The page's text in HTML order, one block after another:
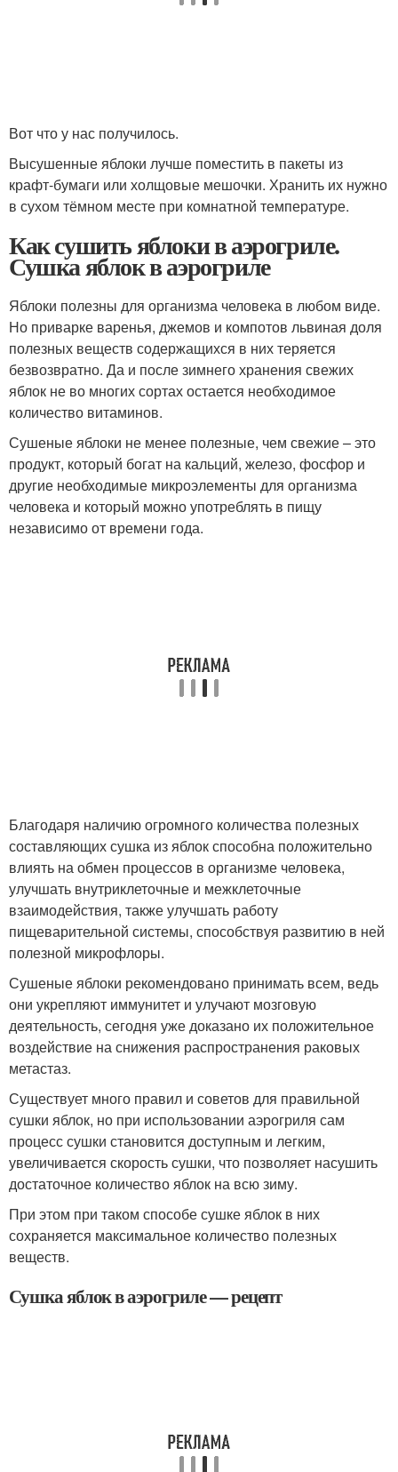
Вот что у нас получилось.
Высушенные яблоки лучше поместить в пакеты из
крафт‑бумаги или холщовые мешочки. Хранить их нужно
в сухом тёмном месте при комнатной температуре.
Как сушить яблоки в аэрогриле.
Сушка яблок в аэрогриле
Яблоки полезны для организма человека в любом виде.
Но приварке варенья, джемов и компотов львиная доля
полезных веществ содержащихся в них теряется
безвозвратно. Да и после зимнего хранения свежих
яблок не во многих сортах остается необходимое
количество витаминов.
Сушеные яблоки не менее полезные, чем свежие – это
продукт, который богат на кальций, железо, фосфор и
другие необходимые микроэлементы для организма
человека и который можно употреблять в пищу
независимо от времени года.
Благодаря наличию огромного количества полезных
составляющих сушка из яблок способна положительно
влиять на обмен процессов в организме человека,
улучшать внутриклеточные и межклеточные
взаимодействия, также улучшать работу
пищеварительной системы, способствуя развитию в ней
полезной микрофлоры.
Сушеные яблоки рекомендовано принимать всем, ведь
они укрепляют иммунитет и улучают мозговую
деятельность, сегодня уже доказано их положительное
воздействие на снижения распространения раковых
метастаз.
Существует много правил и советов для правильной
сушки яблок, но при использовании аэрогриля сам
процесс сушки становится доступным и легким,
увеличивается скорость сушки, что позволяет насушить
достаточное количество яблок на всю зиму.
При этом при таком способе сушке яблок в них
сохраняется максимальное количество полезных
веществ.
Сушка яблок в аэрогриле — рецепт